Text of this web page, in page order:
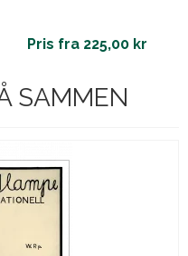
Pris fra 225,00 kr
SAMMEN